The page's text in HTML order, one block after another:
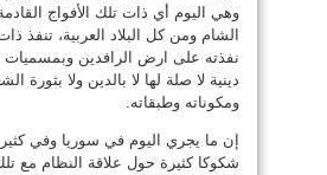
وهي اليوم أي ذات تلك الأفواج
الشام ومن كل البلاد العربية، تنفذ
نفذته على ارض الرافدين وبمسميات
دينية لا صلة لها لا بالدين ولا بثورة
ومكوناته وطبقاته.
إن ما يجري اليوم في سوريا وفي كثير
شكوكا كثيرة حول علاقة النظام مع